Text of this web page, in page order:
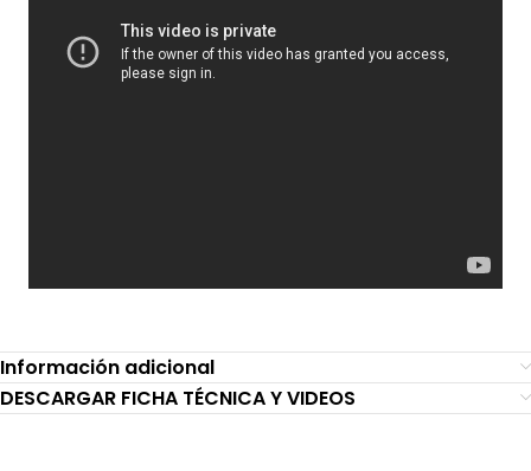
Información adicional
DESCARGAR FICHA TÉCNICA Y VIDEOS